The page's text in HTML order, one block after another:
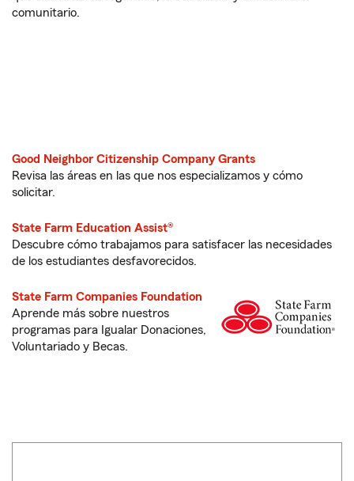
comunitario.
Good Neighbor Citizenship Company Grants
Revisa las áreas en las que nos especializamos y cómo
solicitar.
State Farm Education Assist®
Descubre cómo trabajamos para satisfacer las necesidades
de los estudiantes desfavorecidos.
State Farm Companies Foundation
Aprende más sobre nuestros
programas para Igualar Donaciones,
Voluntariado y Becas.